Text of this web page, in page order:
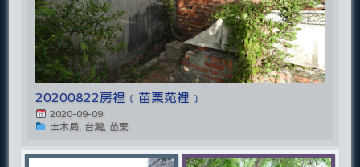
20200822房裡﹝苗栗苑裡﹞
2020-09-09
土木局, 台灣, 苗栗